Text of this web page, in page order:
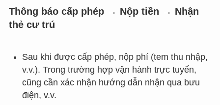
Thông báo cấp phép → Nộp tiền → Nhận
thẻ cư trú
Sau khi được cấp phép, nộp phí (tem thu nhập,
v.v.). Trong trường hợp vận hành trực tuyến,
cũng cần xác nhận hướng dẫn nhận qua bưu
điện, v.v.